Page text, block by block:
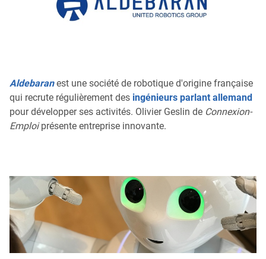
Aldebaranest une société de robotique d'origine française
qui recrute régulièrement des ingénieurs parlant allemand
pour développer ses activités. Olivier Geslin de Connexion-
Emploiprésente entreprise innovante.